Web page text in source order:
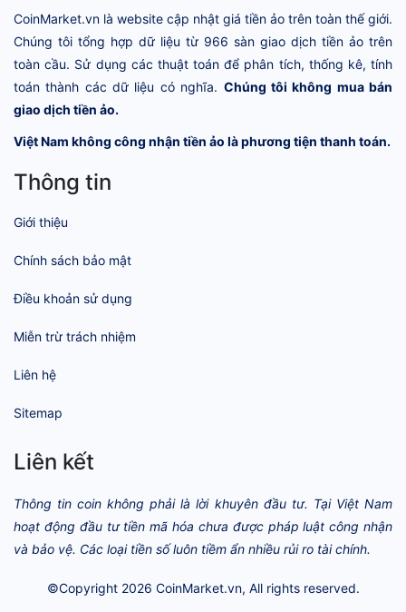
CoinMarket.vn là website cập nhật giá tiền ảo trên toàn thế giới.
Chúng tôi tổng hợp dữ liệu từ 966 sàn giao dịch tiền ảo trên
toàn cầu. Sử dụng các thuật toán để phân tích, thống kê, tính
toán thành các dữ liệu có nghĩa. Chúng tôi không mua bán
giao dịch tiền ảo.
Việt Nam không công nhận tiền ảo là phương tiện thanh toán.
Thông tin
Giới thiệu
Chính sách bảo mật
Điều khoản sử dụng
Miễn trừ trách nhiệm
Liên hệ
Sitemap
Liên kết
Thông tin coin không phải là lời khuyên đầu tư. Tại Việt Nam
hoạt động đầu tư tiền mã hóa chưa được pháp luật công nhận
và bảo vệ. Các loại tiền số luôn tiềm ẩn nhiều rủi ro tài chính.
©Copyright 2026 CoinMarket.vn, All rights reserved.